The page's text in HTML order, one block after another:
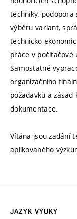
techniky. podopora
výběru variant,
technicko-
práce v počítačové
Samostatné
organizačního
požadavků a
dokumentace.
Vítána jsou zadání
aplikovaného
JAZYK VÝUKY